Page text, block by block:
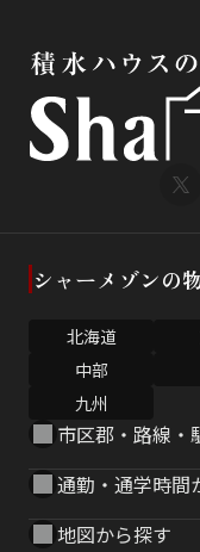
シャーメゾンの
北海道
中部
九州
市区郡・路線・
通勤・通学時間
地図から探す